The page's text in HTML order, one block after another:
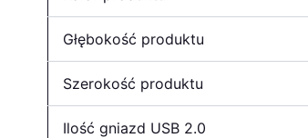
Głębokość produktu
Szerokość produktu
Ilość gniazd USB 2.0